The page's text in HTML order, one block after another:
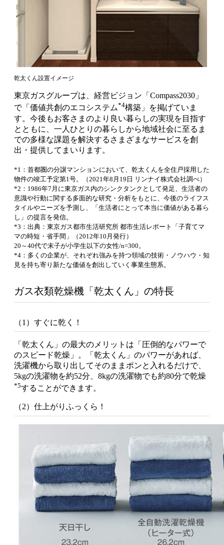
乾太くん設置イメージ
東京ガスグループは、経営ビジョン「Compass2030」
で「価値共創のエコシステム*4構築」を掲げていま
す。今後もお客さまのより良い暮らしの実現を目指す
とともに、一人ひとりの暮らしから地域社会に至るま
での多様な課題を解決するさまざまなサービスを創
出・提供してまいります。
*1：首都圏の分譲マンションにおいて、乾太くんを全住戸採用した
物件の竣工予定第1号。（2021年8月19日 リンナイ株式会社調べ）
*2：1986年7月に東京ガス内のシンクタンクとして発足、生活者の
意識や行動に関する多面的な研究・分析をもとに、今後のライフス
タイルやニーズを予測し、「生活者にとって本当に価値がある暮ら
し」の提言を発信。
*3：出典：東京ガス都市生活研究所 都市生活レポート「子育てマ
マの時短・省手間」（2012年10月発行）
20～40代で末子が小学生以下の女性/n=300。
*4：多くの企業が、それぞれ強みを持つ領域の技術・ノウハウ・知
見を持ち寄り新たな価値を創出していく事業生態系。
ガス衣類乾燥機「乾太くん」の特長
（1）すぐに乾く！
「乾太くん」の最大のメリットは「圧倒的なパワーで
のスピード乾燥」。「乾太くん」のパワーがあれば、
洗濯機から取り出してそのままポンと入れるだけで、
5kgの洗濯物を約52分、8kgの洗濯物でも約80分で乾燥
*5することができます。
（2）仕上がりふっくら！